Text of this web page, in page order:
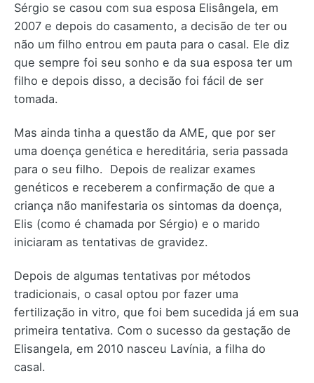
Sérgio se casou com sua esposa Elisângela, em
2007 e depois do casamento, a decisão de ter ou
não um filho entrou em pauta para o casal. Ele diz
que sempre foi seu sonho e da sua esposa ter um
filho e depois disso, a decisão foi fácil de ser
tomada.
Mas ainda tinha a questão da AME, que por ser
uma doença genética e hereditária, seria passada
para o seu filho. Depois de realizar exames
genéticos e receberem a confirmação de que a
criança não manifestaria os sintomas da doença,
Elis (como é chamada por Sérgio) e o marido
iniciaram as tentativas de gravidez.
Depois de algumas tentativas por métodos
tradicionais, o casal optou por fazer uma
fertilização in vitro, que foi bem sucedida já em sua
primeira tentativa. Com o sucesso da gestação de
Elisangela, em 2010 nasceu Lavínia, a filha do
casal.